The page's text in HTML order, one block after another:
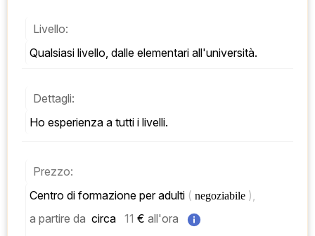
Livello:
Qualsiasi livello, dalle elementari all'università.
Dettagli:
Ho esperienza a tutti i livelli.
Prezzo:
Centro di formazione per adulti ( negoziabile ),
a partire da circa 11 € all'ora